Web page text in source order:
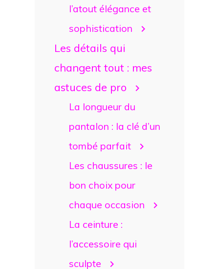
l’atout élégance et
sophistication
Les détails qui
changent tout : mes
astuces de pro
La longueur du
pantalon : la clé d’un
tombé parfait
Les chaussures : le
bon choix pour
chaque occasion
La ceinture :
l’accessoire qui
sculpte